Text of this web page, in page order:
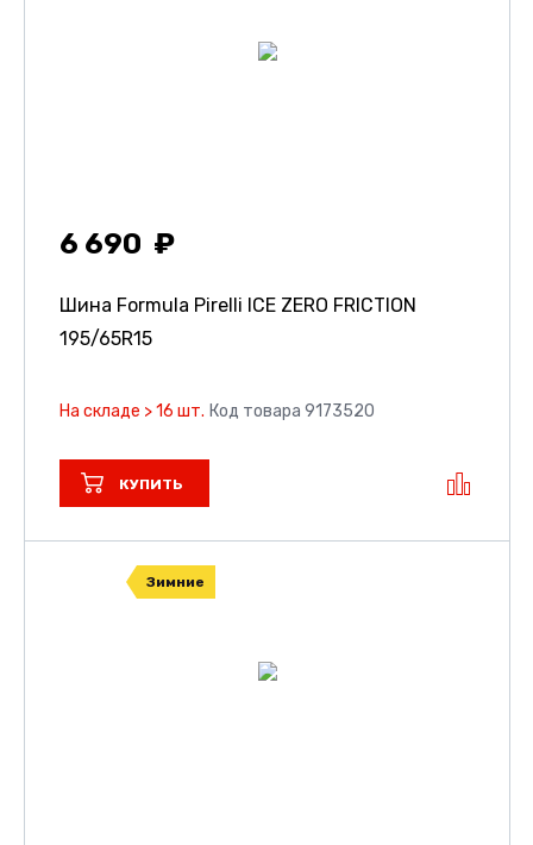
6 690
Шина Formula Pirelli ICE ZERO FRICTION
195/65R15
На складе > 16 шт. Код товара 9173520
КУПИТЬ
Зимние